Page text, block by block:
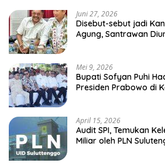
Juni 27, 2026
Disebut-sebut jadi
Agung, Santrawan
Mei 9, 2026
Bupati Sofyan Puhi
Presiden Prabowo di
April 15, 2026
Audit SPI, Temukan
Miliar oleh PLN